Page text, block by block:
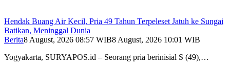
Hendak Buang Air Kecil, Pria 49 Tahun Terpeleset Jatuh ke Sungai
Batikan, Meninggal Dunia
Berita8 August, 2026 08:57 WIB8 August, 2026 10:01 WIB
Yogyakarta, SURYAPOS.id – Seorang pria berinisial S (49),…